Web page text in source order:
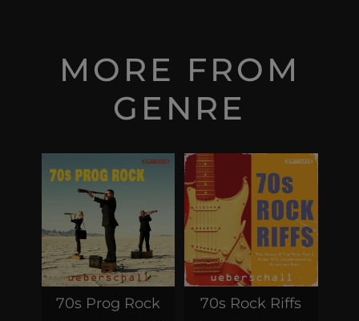
MORE FROM
GENRE
70s Prog Rock
70s Rock Riffs